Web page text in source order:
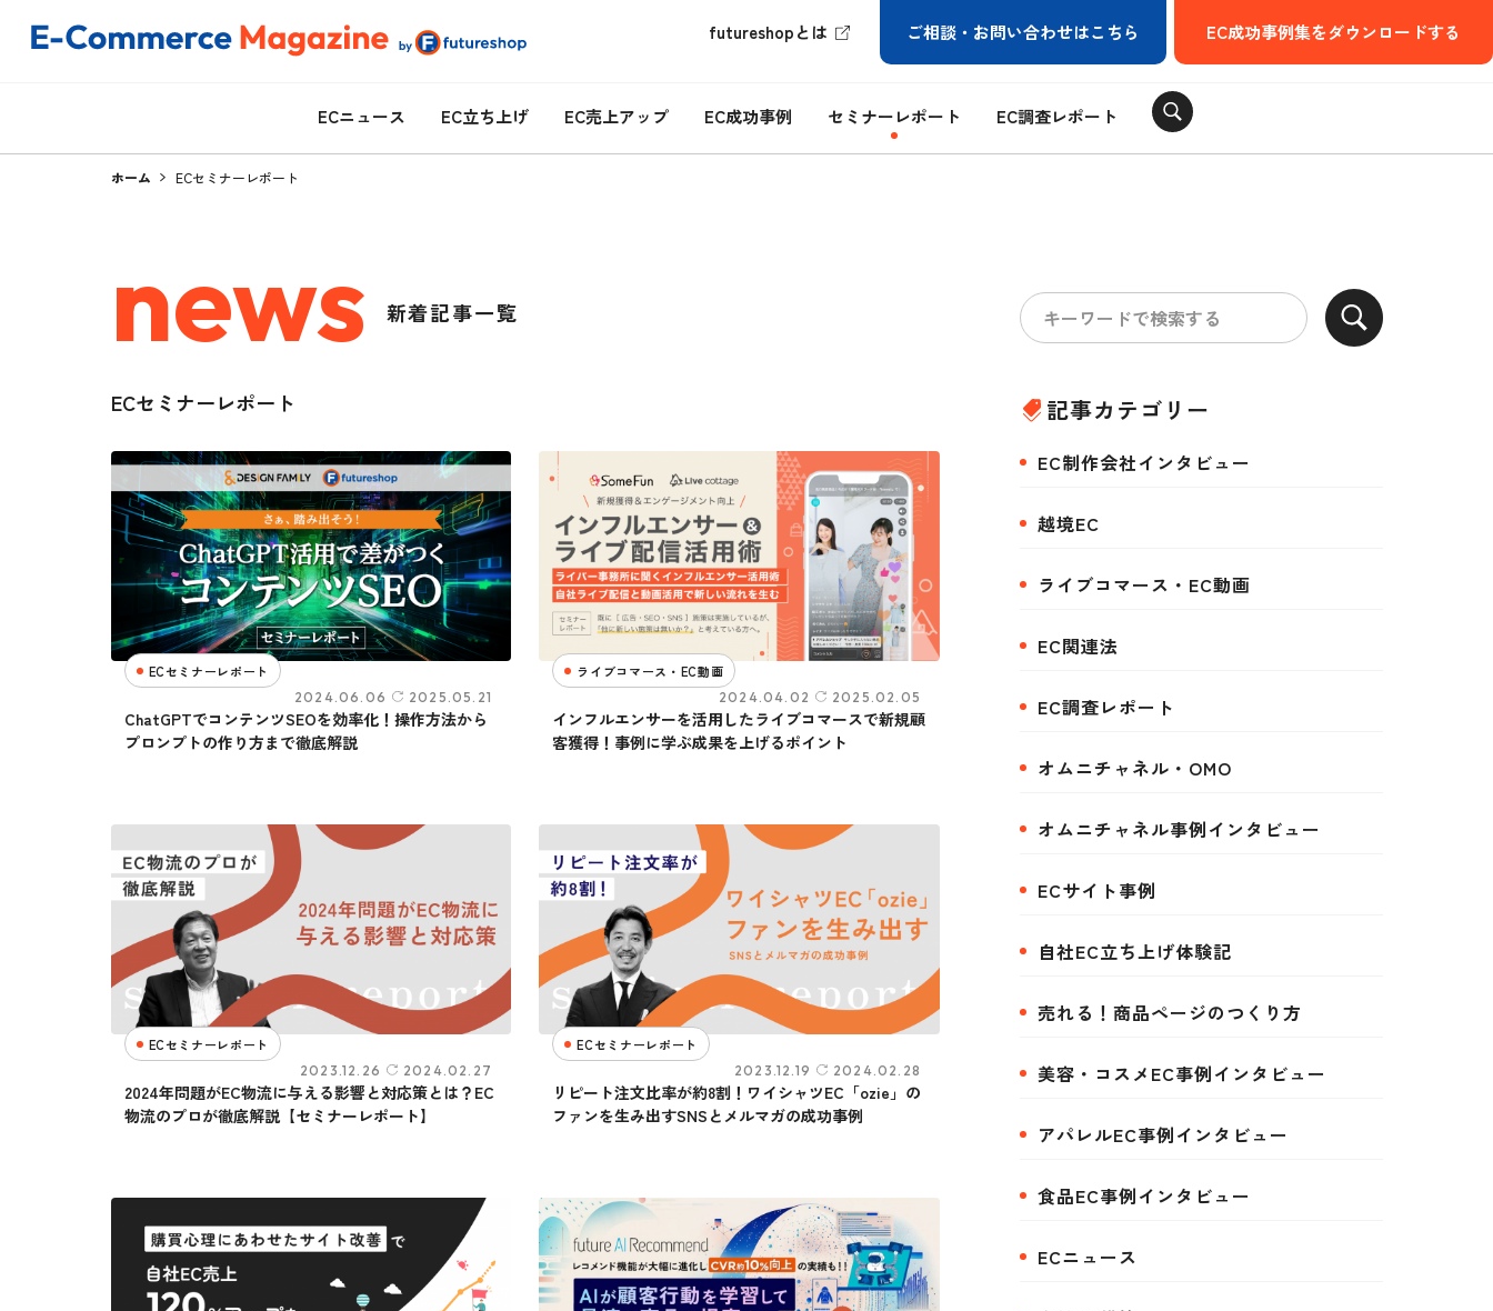
futureshopとは ご相談・お問い合わせはこちら EC成功事例集をダウンロードする
ECニュース EC立ち上げ EC売上アップ EC成功事例 セミナーレポート EC調査レポート
ホーム ECセミナーレポート
news 新着記事一覧
ECセミナーレポート
ECセミナーレポート
2024.06.06 2025.05.21
ChatGPTでコンテンツSEOを効率化！操作方法から
プロンプトの作り方まで徹底解説
ライブコマース・EC動画
2024.04.02 2025.02.05
インフルエンサーを活用したライブコマースで新規顧
客獲得！事例に学ぶ成果を上げるポイント
ECセミナーレポート
2023.12.26 2024.02.27
2024年問題がEC物流に与える影響と対応策とは？EC
物流のプロが徹底解説【セミナーレポート】
ECセミナーレポート
2023.12.19 2024.02.28
リピート注文比率が約8割！ワイシャツEC「ozie」の
ファンを生み出すSNSとメルマガの成功事例
記事カテゴリー
EC制作会社インタビュー
越境EC
ライブコマース・EC動画
EC関連法
EC調査レポート
オムニチャネル・OMO
オムニチャネル事例インタビュー
ECサイト事例
自社EC立ち上げ体験記
売れる！商品ページのつくり方
美容・コスメEC事例インタビュー
アパレルEC事例インタビュー
食品EC事例インタビュー
ECニュース